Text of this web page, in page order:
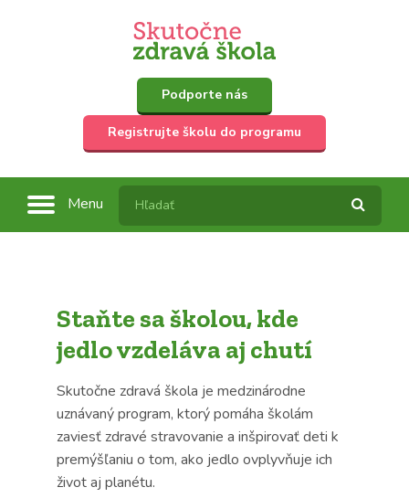
Podporte nás
Registrujte školu do programu
Menu
Staňte sa školou, kde
jedlo vzdeláva aj chutí
Skutočne zdravá škola je medzinárodne
uznávaný program, ktorý pomáha školám
zaviesť zdravé stravovanie a inšpirovať deti k
premýšľaniu o tom, ako jedlo ovplyvňuje ich
život aj planétu.